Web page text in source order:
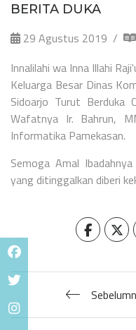
BERITA DUKA
29 Agustus 2019
Innalilahi wa Inna Illahi
Keluarga Besar Dinas
Sidoarjo Turut Berduka
Wafatnya Ir. Bahrun,
Informatika Pamekasan.
Semoga Amal
yang ditinggalkan diberi